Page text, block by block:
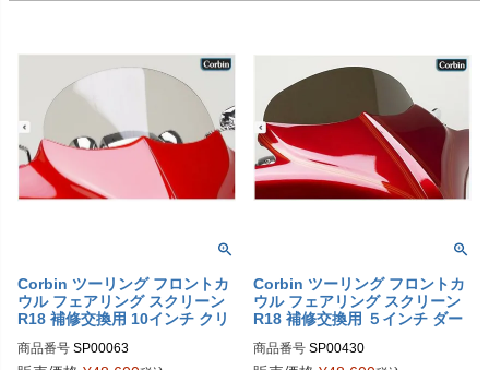
Corbin ツーリング フロントカ
ウル フェアリング スクリーン
R18 補修交換用 10インチ クリ
商品番号 SP00063
Corbin ツーリング フロントカ
ウル フェアリング スクリーン
R18 補修交換用 ５インチ ダー
商品番号 SP00430